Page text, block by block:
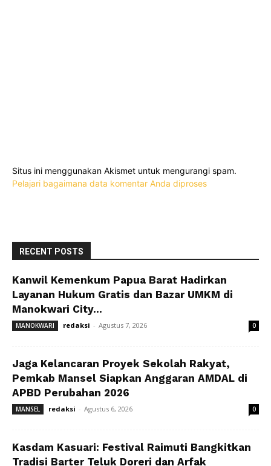
Situs ini menggunakan Akismet untuk mengurangi spam.
Pelajari bagaimana data komentar Anda diproses
RECENT POSTS
Kanwil Kemenkum Papua Barat Hadirkan
Layanan Hukum Gratis dan Bazar UMKM di
Manokwari City...
MANOKWARI redaksi - Agustus 7, 2026 0
Jaga Kelancaran Proyek Sekolah Rakyat,
Pemkab Mansel Siapkan Anggaran AMDAL di
APBD Perubahan 2026
MANSEL redaksi - Agustus 6, 2026 0
Kasdam Kasuari: Festival Raimuti Bangkitkan
Tradisi Barter Teluk Doreri dan Arfak